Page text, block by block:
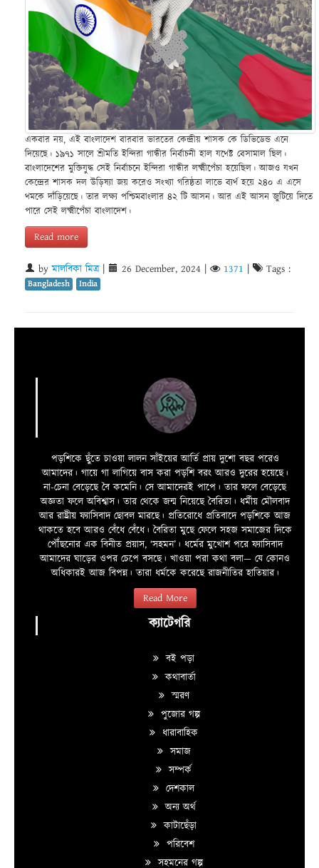
একবার নয়, এই বাংলাদেশ বারবার ভারতের কেন্দ্রীয় শাসক কে ডিভিডেন্ড এনে
দিয়েছে। ১৯৭১ সালে শ্রীমতি ইন্দিরা গান্ধীর নির্বাচনী হাল যথেষ্ট বেসামাল ছিল।
বাংলাদেশের মুক্তিযুদ্ধ সেই নির্বাচনে ইন্দিরা গান্ধীর লক্ষ্মীপেঁচা হয়েছিল। আজও যখন
কেন্দ্রের শাসক দল উড়িষ্যা জয় করেও সংখ্যা গরিষ্ঠতা লাভে ব্যর্থ হয়ে ২৪০ এ এসে
থমকে দাঁড়িয়েছে। তার লক্ষ্য পশ্চিমবাংলার ৪২ টি আসন। আর এই আসন জুটিয়ে দিতে
পারে সেই লক্ষ্মীপেঁচা বাংলাদেশ।
Read more
byমালবিকা মিত্র| 26 December, 2024 | 1371 | Tags :
Bangladesh India
পড়শিকে ছুঁতে চাওয়া লালন সাঁইয়ের আর্তি প্রায় দুশো বছর পরেও
আমাদের। গায়ে গা লাগিয়ে বাস করা পড়শি বরং আরও দুরের হয়েছে।
না-চেনা বেড়েছে বৈ কমেনি। সে আমাদেরই পাপে। তার ফলে বেড়েছে
অজ্ঞতা ফলে অবিশ্বাস। তার থেকে জন্ম নিয়েছে বৈরিতা। ধর্মীয় মৌলবাদ
আর রাষ্ট্রীয় ফ্যাসিবাদ ছোবল মারছে। প্রতিরোধে প্রতিবাদে পড়শিকে আজ
থাকতে হবে আরও বেঁধে বেঁধে। বৈরিতা মুছে ফেলে সহজ সমাজের দিকে
পৌঁছনোর এক বিনীত প্রয়াস, ‘সহমন’। ধর্মের মুখোশ পরে ফ্যাসিবাদ
আমাদের ঘাড়ের ওপর চেপে বসছে। খাওয়া পরা কথা বলা—­­ যে কোনও
অধিকারই আজ বিপন্ন। তারা ধর্মকে করেছে রাজনীতির হাতিয়ার।
Read More
ক্যাটেগরি
বই পড়া
কথাবার্তা
স্মরণ
পুজোর গল্প
ধারাবাহিক
সমাজ
সম্পর্ক
দেশকাল
অন্য অর্থ
কাটাছেঁড়া
পরিবেশ
সহমনের গল্প